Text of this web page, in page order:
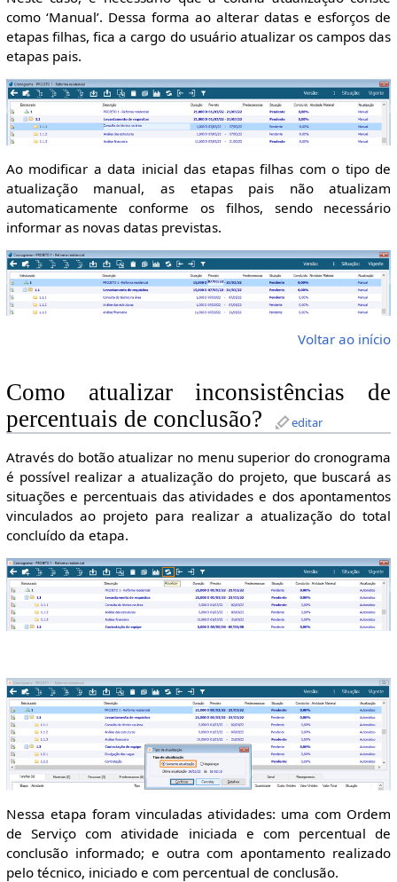
como ‘Manual’. Dessa forma ao alterar datas e esforços de
etapas filhas, fica a cargo do usuário atualizar os campos das
etapas pais.
Ao modificar a data inicial das etapas filhas com o tipo de
atualização manual, as etapas pais não atualizam
automaticamente conforme os filhos, sendo necessário
informar as novas datas previstas.
Voltar ao início
Como atualizar inconsistências de
percentuais de conclusão?
editar
Através do botão atualizar no menu superior do cronograma
é possível realizar a atualização do projeto, que buscará as
situações e percentuais das atividades e dos apontamentos
vinculados ao projeto para realizar a atualização do total
concluído da etapa.
Nessa etapa foram vinculadas atividades: uma com Ordem
de Serviço com atividade iniciada e com percentual de
conclusão informado; e outra com apontamento realizado
pelo técnico, iniciado e com percentual de conclusão.